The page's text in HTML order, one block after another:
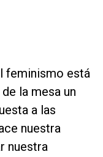
feminismo está
la mesa un
a las
nuestra
nuestra